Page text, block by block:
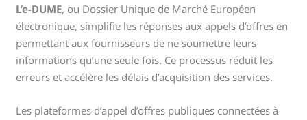
L’e-DUME, ou Dossier Unique de Marché Européen
électronique, simplifie les réponses aux appels d’offres en
permettant aux fournisseurs de ne soumettre leurs
informations qu’une seule fois. Ce processus réduit les
erreurs et accélère les délais d’acquisition des services.
Les plateformes d’appel d’offres publiques connectées à